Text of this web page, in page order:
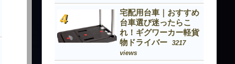
宅配用台車｜おすすめ
台車選び迷ったらこ
れ！ギグワーカー軽貨
物ドライバー
3217
views